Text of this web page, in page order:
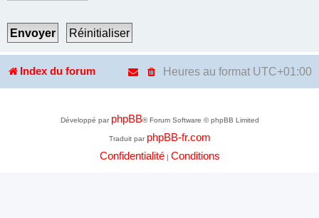
Index du forum Heures au format UTC+01:00
Développé par phpBB® Forum Software © phpBB Limited
Traduit par phpBB-fr.com
Confidentialité| Conditions